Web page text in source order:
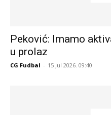
Peković: Imamo
u prolaz
CG Fudbal - 15 Jul 2026. 09:40